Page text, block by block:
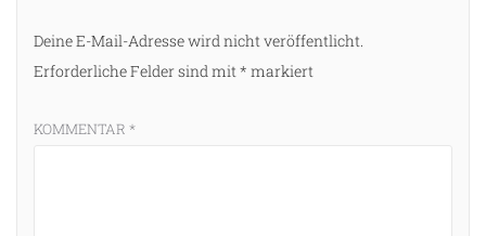
Deine E-Mail-Adresse wird nicht veröffentlicht.
Erforderliche Felder sind mit * markiert
KOMMENTAR *